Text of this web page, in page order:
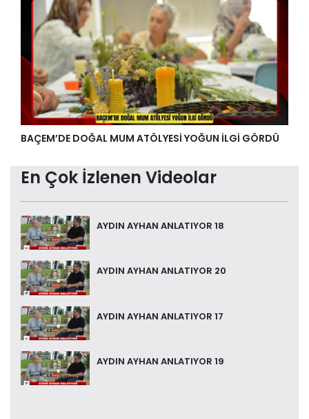
BAÇEM’DE DOĞAL MUM ATÖLYESİ YOĞUN İLGİ GÖRDÜ
En Çok İzlenen Videolar
AYDIN AYHAN ANLATIYOR 18
AYDIN AYHAN ANLATIYOR 20
AYDIN AYHAN ANLATIYOR 17
AYDIN AYHAN ANLATIYOR 19